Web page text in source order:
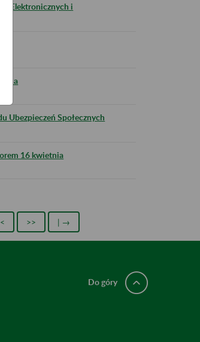
Elektronicznych i
Ubezpieczeń Społecznych
16 kwietnia
>> | →
Do góry